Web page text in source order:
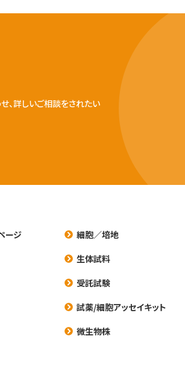
、詳しいご相談をされたい
ージ
細胞／培地
生体試料
受託試験
試薬/細胞アッセイキット
微生物株